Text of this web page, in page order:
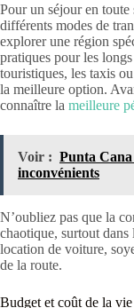
Pour un séjour en toute
différents modes de
explorer une région
pratiques pour les
touristiques, les taxis
la meilleure option.
connaître la meilleure
Voir : Punta
inconvénients
N’oubliez pas que la
chaotique, surtout
location de voiture,
de la route.
Budget et coût de la